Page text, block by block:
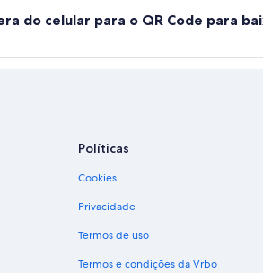
do celular para o QR Code para
Políticas
Cookies
Privacidade
Termos de uso
Termos e condições da Vrbo